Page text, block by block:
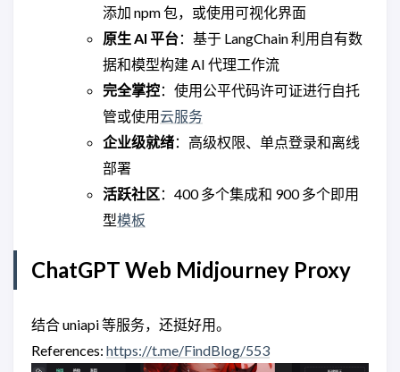
添加 npm 包，或使用可视化界面
原生 AI 平台：基于 LangChain 利用自有数
据和模型构建 AI 代理工作流
完全掌控：使用公平代码许可证进行自托
管或使用云服务
企业级就绪：高级权限、单点登录和离线
部署
活跃社区：400 多个集成和 900 多个即用
型模板
ChatGPT Web Midjourney Proxy
结合 uniapi 等服务，还挺好用。
References: https://t.me/FindBlog/553